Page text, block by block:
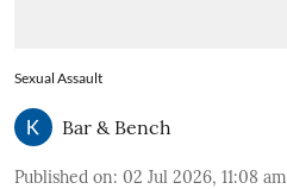
Sexual Assault
Bar & Bench
Published on: 02 Jul 2026, 11:08 am